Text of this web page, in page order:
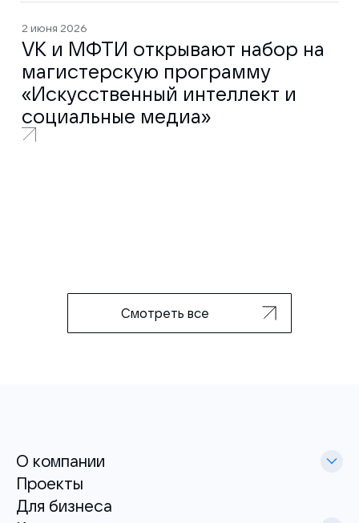
2 июня 2026
VK и МФТИ открывают набор на
магистерскую программу
«Искусственный интеллект и
социальные медиа»
Смотреть все
О компании
Проекты
Для бизнеса